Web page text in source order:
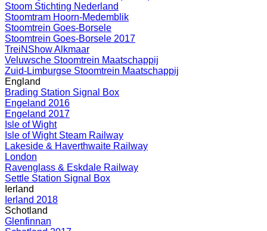
Stoom Stichting Nederland
Stoomtram Hoorn-Medemblik
Stoomtrein Goes-Borsele
Stoomtrein Goes-Borsele 2017
TreiNShow Alkmaar
Veluwsche Stoomtrein Maatschappij
Zuid-Limburgse Stoomtrein Maatschappij
England
Brading Station Signal Box
Engeland 2016
Engeland 2017
Isle of Wight
Isle of Wight Steam Railway
Lakeside & Haverthwaite Railway
London
Ravenglass & Eskdale Railway
Settle Station Signal Box
Ierland
Ierland 2018
Schotland
Glenfinnan